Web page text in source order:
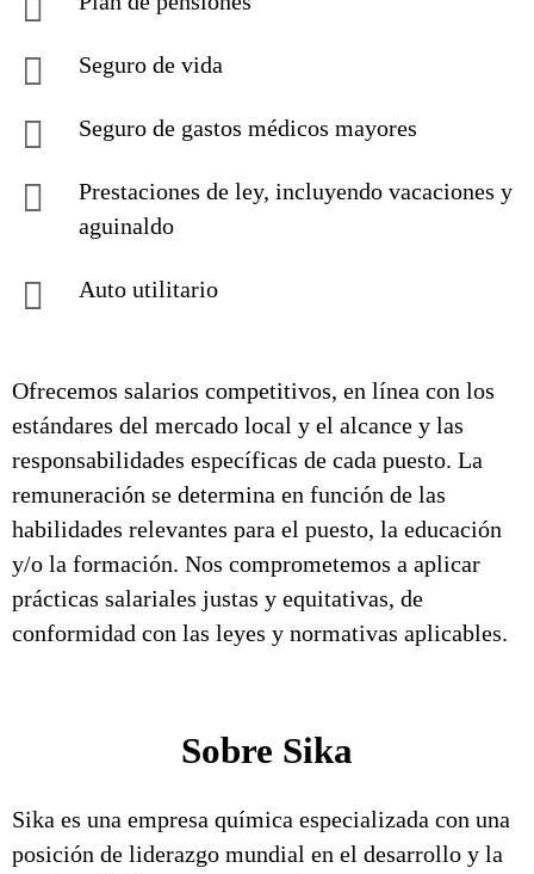
Seguro de vida
Seguro de gastos médicos mayores
Prestaciones de ley, incluyendo vacaciones y
aguinaldo
Auto utilitario
Ofrecemos salarios competitivos, en línea con los
estándares del mercado local y el alcance y las
responsabilidades específicas de cada puesto. La
remuneración se determina en función de las
habilidades relevantes para el puesto, la educación
y/o la formación. Nos comprometemos a aplicar
prácticas salariales justas y equitativas, de
conformidad con las leyes y normativas aplicables.
Sobre Sika
Sika es una empresa química especializada con una
posición de liderazgo mundial en el desarrollo y la